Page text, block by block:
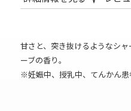
甘さと、突き抜けるようなシ
ーブの香り。
※妊娠中、授乳中、てんかん